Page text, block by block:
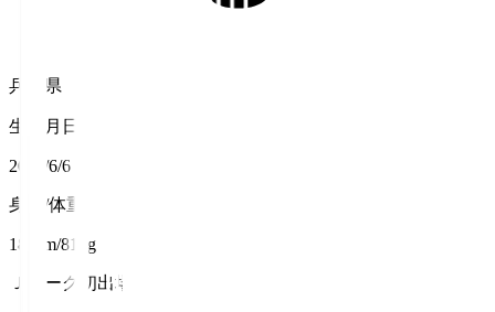
兵庫県
生年月日
2004/6/6
身長/体重
184cm/81kg
Ｊリーグ初出場